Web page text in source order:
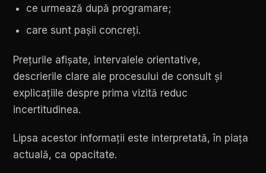
ce urmează după programare;
care sunt pașii concreți.
Prețurile afișate, intervalele orientative,
descrierile clare ale procesului de consult și
explicațiile despre prima vizită reduc
incertitudinea.
Lipsa acestor informații este interpretată, în piața
actuală, ca opacitate.